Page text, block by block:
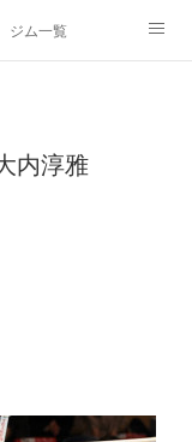
ジム一覧
内淳雅